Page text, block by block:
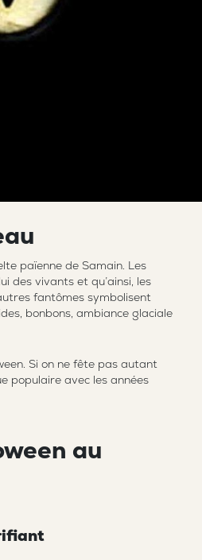
au
païenne de Samain. Les
des vivants et qu’ainsi, les
fantômes symbolisent
bonbons, ambiance glaciale
Si on ne fête pas autant
populaire avec les années
au